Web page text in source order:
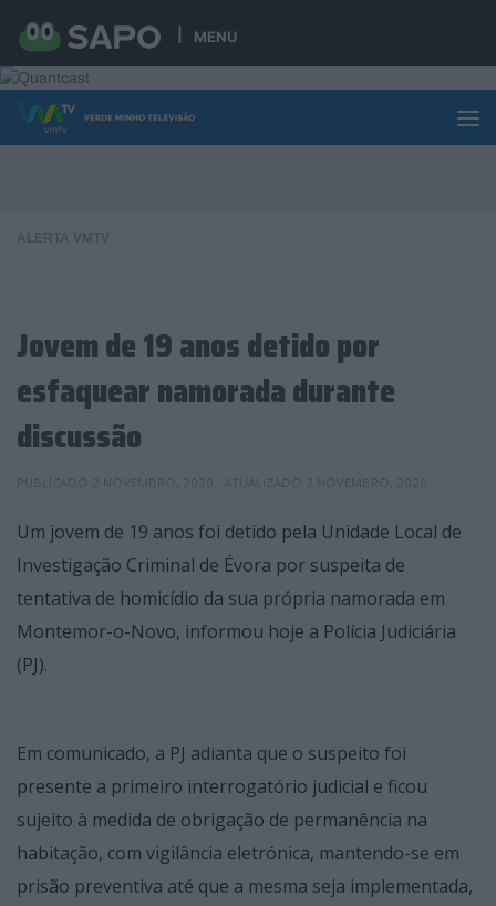
MENU
Skip to content
Jovem de 19 anos detido por
esfaquear namorada durante
discussão
Um jovem de 19 anos foi detido pela Unidade Local de
Investigação Criminal de Évora por suspeita de
tentativa de homicídio da sua própria namorada em
Montemor-o-Novo, informou hoje a Polícia Judiciária
(PJ).
Em comunicado, a PJ adianta que o suspeito foi
presente a primeiro interrogatório judicial e ficou
sujeito à medida de obrigação de permanência na
habitação, com vigilância eletrónica, mantendo-se em
prisão preventiva até que a mesma seja implementada,